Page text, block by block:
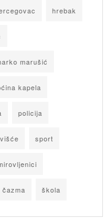
hrebak
marušić
kapela
policija
sport
čazma škola